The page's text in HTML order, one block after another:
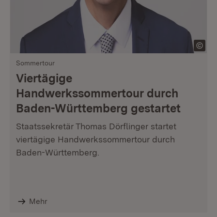
Sommertour
Viertägige
Handwerkssommertour durch
Baden-Württemberg gestartet
Staatssekretär Thomas Dörflinger startet
viertägige Handwerkssommertour durch
Baden-Württemberg.
Mehr